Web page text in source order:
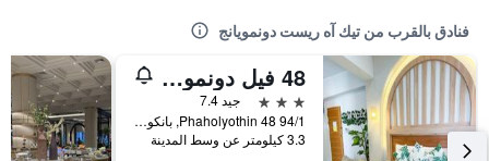
فنادق بالقرب من تيك آه ريست دونمويانج
48 فيل دونموانغ إيربورت
3 نجوم
جيد 7.4
94/1 Phaholyothin 48, بانكوك, تايلاند
3.3 كيلومتر عن وسط المدينة